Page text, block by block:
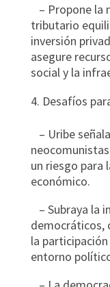
– Propone la
tributario
inversión
asegure
social y la
Desafíos
– Uribe
un riesgo para
económico.
– Subraya la
democráticos,
la
entorno